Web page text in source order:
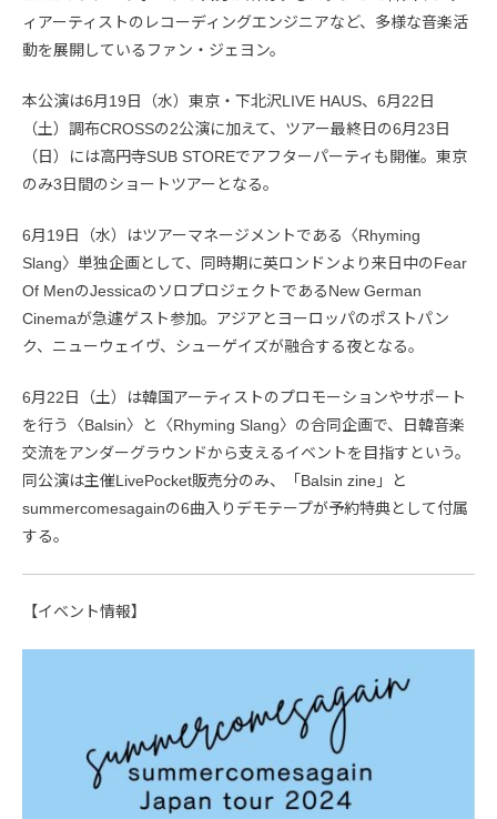
ィアーティストのレコーディングエンジニアなど、多様な音楽活
動を展開しているファン・ジェヨン。
本公演は6月19日（水）東京・下北沢LIVE HAUS、6月22日
（土）調布CROSSの2公演に加えて、ツアー最終日の6月23日
（日）には高円寺SUB STOREでアフターパーティも開催。東京
のみ3日間のショートツアーとなる。
6月19日（水）はツアーマネージメントである〈Rhyming
Slang〉単独企画として、同時期に英ロンドンより来日中のFear
Of MenのJessicaのソロプロジェクトであるNew German
Cinemaが急遽ゲスト参加。アジアとヨーロッパのポストパン
ク、ニューウェイヴ、シューゲイズが融合する夜となる。
6月22日（土）は韓国アーティストのプロモーションやサポート
を行う〈Balsin〉と〈Rhyming Slang〉の合同企画で、日韓音楽
交流をアンダーグラウンドから支えるイベントを目指すという。
同公演は主催LivePocket販売分のみ、「Balsin zine」と
summercomesagainの6曲入りデモテープが予約特典として付属
する。
【イベント情報】